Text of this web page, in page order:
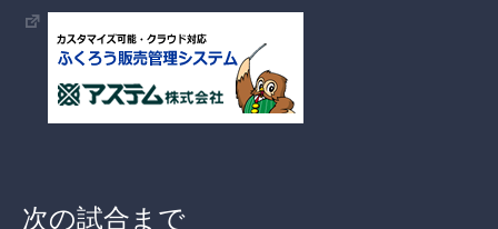
次の試合まで